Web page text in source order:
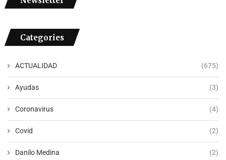
Categories
ACTUALIDAD (675)
Ayudas (3)
Coronavirus (4)
Covid (2)
Danilo Medina (2)